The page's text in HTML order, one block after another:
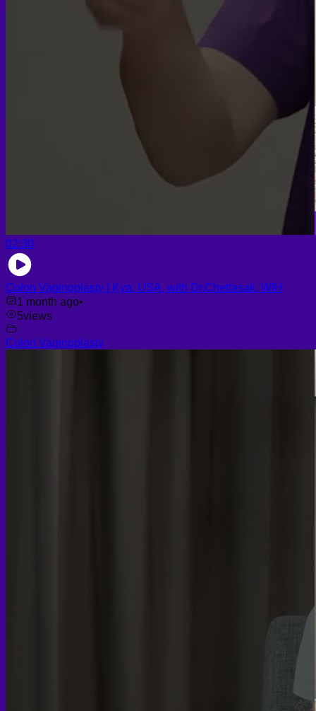
02:30
Colon Vaginoplasty | Kya, USA, with Dr.Chettasak, WIH
1 month ago•
5views
Colon Vaginoplasty